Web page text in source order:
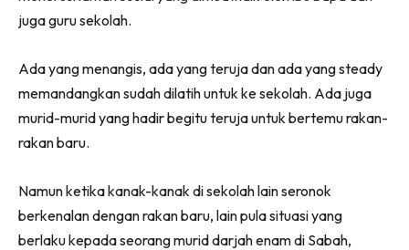
juga guru sekolah.
Ada yang menangis, ada yang teruja dan ada yang steady
memandangkan sudah dilatih untuk ke sekolah. Ada juga
murid-murid yang hadir begitu teruja untuk bertemu rakan-
rakan baru.
Namun ketika kanak-kanak di sekolah lain seronok
berkenalan dengan rakan baru, lain pula situasi yang
berlaku kepada seorang murid darjah enam di Sabah,